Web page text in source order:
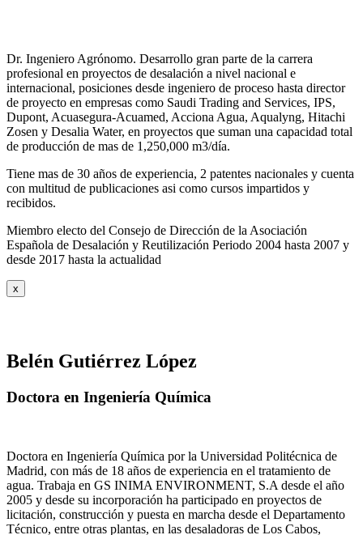
Dr. Ingeniero Agrónomo. Desarrollo gran parte de la carrera
profesional en proyectos de desalación a nivel nacional e
internacional, posiciones desde ingeniero de proceso hasta director
de proyecto en empresas como Saudi Trading and Services, IPS,
Dupont, Acuasegura-Acuamed, Acciona Agua, Aqualyng, Hitachi
Zosen y Desalia Water, en proyectos que suman una capacidad total
de producción de mas de 1,250,000 m3/día.
Tiene mas de 30 años de experiencia, 2 patentes nacionales y cuenta
con multitud de publicaciones asi como cursos impartidos y
recibidos.
Miembro electo del Consejo de Dirección de la Asociación
Española de Desalación y Reutilización Periodo 2004 hasta 2007 y
desde 2017 hasta la actualidad
x
Belén Gutiérrez López
Doctora en Ingeniería Química
Doctora en Ingeniería Química por la Universidad Politécnica de
Madrid, con más de 18 años de experiencia en el tratamiento de
agua. Trabaja en GS INIMA ENVIRONMENT, S.A desde el año
2005 y desde su incorporación ha participado en proyectos de
licitación, construcción y puesta en marcha desde el Departamento
Técnico, entre otras plantas, en las desaladoras de Los Cabos,